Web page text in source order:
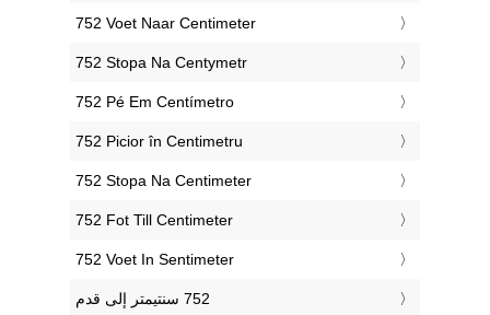
‎752 Voet Naar Centimeter
‎752 Stopa Na Centymetr
‎752 Pé Em Centímetro
‎752 Picior în Centimetru
‎752 Stopa Na Centimeter
‎752 Fot Till Centimeter
‎752 Voet In Sentimeter